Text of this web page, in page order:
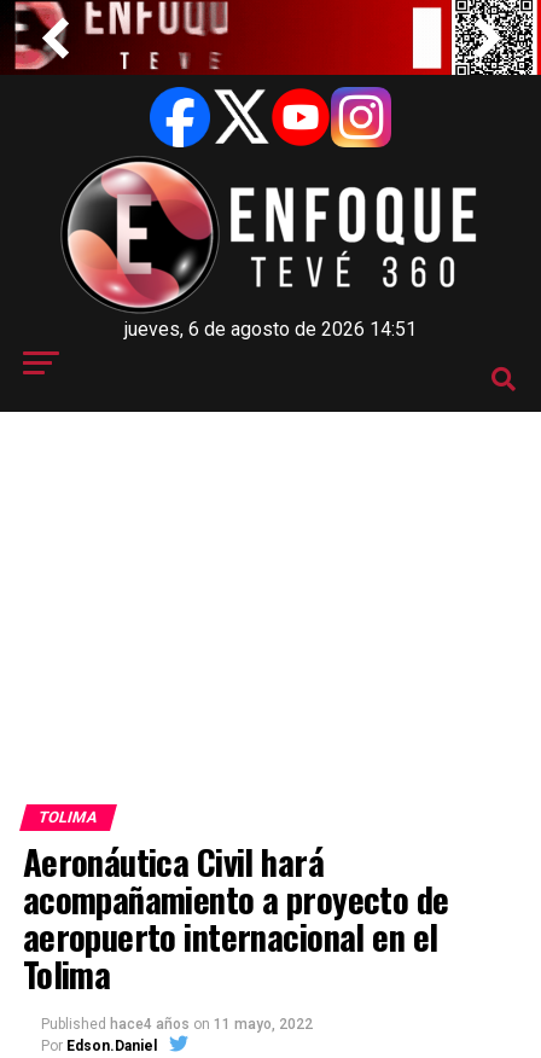
jueves, 6 de agosto de 2026 14:51
TOLIMA
Aeronáutica Civil hará
acompañamiento a proyecto de
aeropuerto internacional en el
Tolima
Published hace4 años on 11 mayo, 2022
Por Edson.Daniel